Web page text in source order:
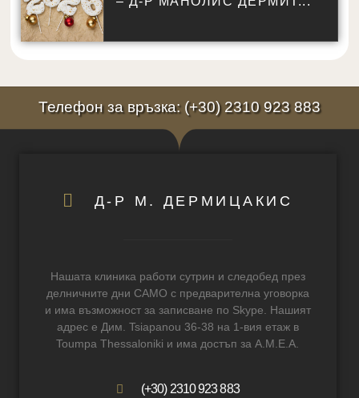
Телефон за връзка: (+30) 2310 923 883
Д-Р М. ДЕРМИЦАКИС
Нашата клиника работи сутрин и следобед през
делничните дни САМО с предварителна уговорка
и има възможност за записване по Skype. Нашият
адрес е Дим. Tsiapanou 36-38 на 1-вия етаж в
Toumpa Thessaloniki и има достъп за A.M.E.A.
(+30) 2310 923 883